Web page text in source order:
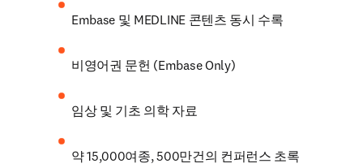
Embase 및 MEDLINE 콘텐츠 동시 수록
비영어권 문헌 (Embase Only)
임상 및 기초 의학 자료
약 15,000여종, 500만건의 컨퍼런스 초록